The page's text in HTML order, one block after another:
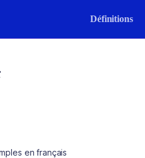
Définitions
en français